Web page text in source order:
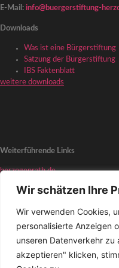
Wir schätzen Ihre
Wir verwenden Cookies,
personalisierte Anzeigen
unseren Datenverkehr zu
akzeptieren" klicken,
E-Mail: info@buergerstiftung-
Downloads
Was ist eine Bürgerstiftung
Satzung der Bürgerstiftung
IBS Faktenblatt
weitere downloads
Weiterführende Links
herzogenrath.de
Datenschutzerklärung
Haftungsausschluss